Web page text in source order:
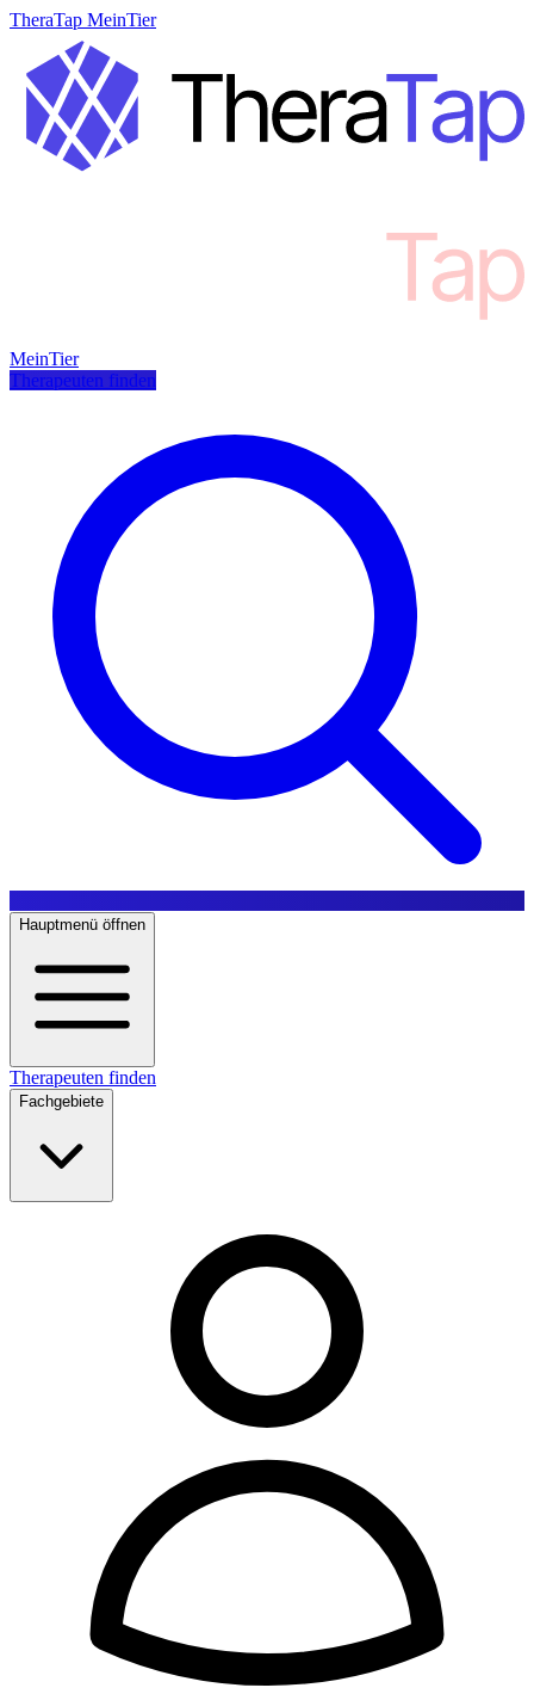
TheraTap MeinTier
MeinTier
Therapeuten finden
Hauptmenü öffnen
Therapeuten finden
Fachgebiete